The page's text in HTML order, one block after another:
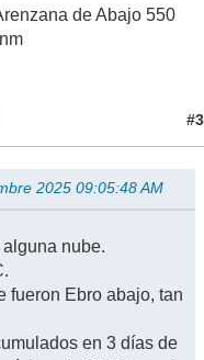
de Abajo 550
#3
2025 09:05:48 AM
nube.
fueron Ebro abajo, tan
en 3 días de